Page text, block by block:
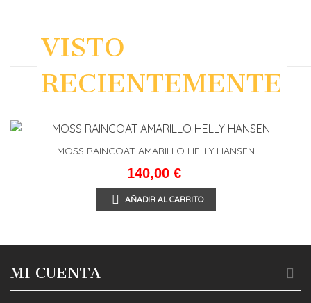
VISTO
RECIENTEMENTE
MOSS RAINCOAT AMARILLO HELLY HANSEN
140,00 €
AÑADIR AL CARRITO
MI CUENTA